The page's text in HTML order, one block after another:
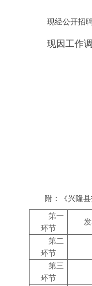
现经公开招
现因工作
附：《兴隆
第一
环节
第二
环节
第三
环节